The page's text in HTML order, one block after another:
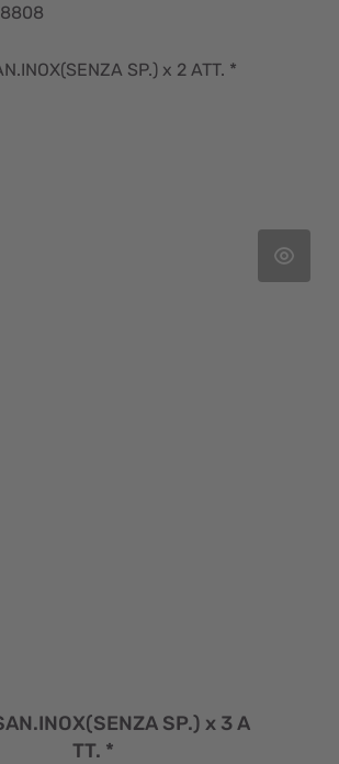
FUST.SAN.INOX(SENZA SP.) x 2 ATT. *
SP.) x 3 A
TT. *